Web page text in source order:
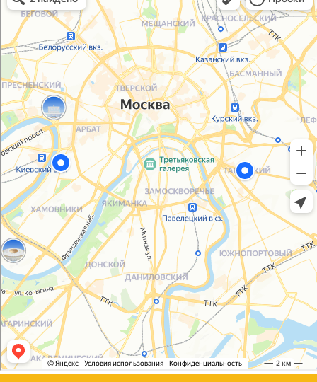
Согласие на обработку персональных данных
Политика конфиденциальности
© 2021-2025, ООО "УПАКОВАЛИ ОНЛАЙН"
Сайт разработала bogachevas